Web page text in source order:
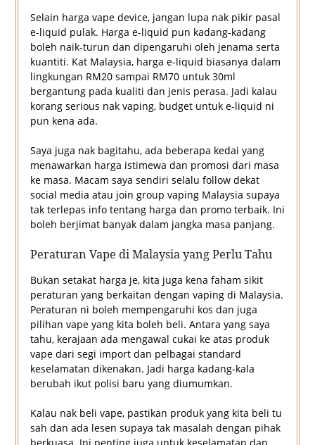
Selain harga vape device, jangan lupa nak pikir pasal
e-liquid pulak. Harga e-liquid pun kadang-kadang
boleh naik-turun dan dipengaruhi oleh jenama serta
kuantiti. Kat Malaysia, harga e-liquid biasanya dalam
lingkungan RM20 sampai RM70 untuk 30ml
bergantung pada kualiti dan jenis perasa. Jadi kalau
korang serious nak vaping, budget untuk e-liquid ni
pun kena ada.
Saya juga nak bagitahu, ada beberapa kedai yang
menawarkan harga istimewa dan promosi dari masa
ke masa. Macam saya sendiri selalu follow dekat
social media atau join group vaping Malaysia supaya
tak terlepas info tentang harga dan promo terbaik. Ini
boleh berjimat banyak dalam jangka masa panjang.
Peraturan Vape di Malaysia yang Perlu Tahu
Bukan setakat harga je, kita juga kena faham sikit
peraturan yang berkaitan dengan vaping di Malaysia.
Peraturan ni boleh mempengaruhi kos dan juga
pilihan vape yang kita boleh beli. Antara yang saya
tahu, kerajaan ada mengawal cukai ke atas produk
vape dari segi import dan pelbagai standard
keselamatan dikenakan. Jadi harga kadang-kala
berubah ikut polisi baru yang diumumkan.
Kalau nak beli vape, pastikan produk yang kita beli tu
sah dan ada lesen supaya tak masalah dengan pihak